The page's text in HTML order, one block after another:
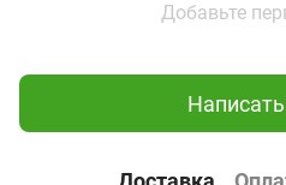
Добавьте